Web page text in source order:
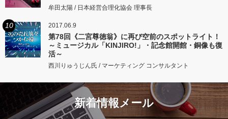
牟田太陽 / 日本経営合理化協会 理事長
10 2017.06.9
第78回《二宮尊徳翁》に再び空前のスポットライト！
～ミュージカル「KINJIRO!」・記念館開館・銅像も復
活～
西川りゅうじん氏 / マーケティング コンサルタント
新着情報メール